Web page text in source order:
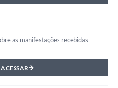
as manifestações recebidas
ACESSAR